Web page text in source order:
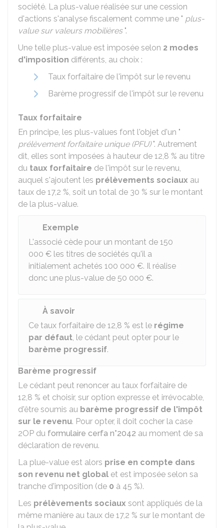
société. La plus-value réalisée sur une cession
d'actions s'analyse fiscalement comme une " plus-
value sur valeurs mobilières".
Une telle plus-value est imposée selon 2 modes
d'imposition différents, au choix :
Taux forfaitaire de l'impôt sur le revenu
Barème progressif de l'impôt sur le revenu
Taux forfaitaire
En principe, les plus-values font l'objet d'un "
prélèvement forfaitaire unique (PFU)". Autrement
dit, elles sont imposées à hauteur de 12,8 % au titre
du taux forfaitaire de l'impôt sur le revenu,
auquel s'ajoutent les prélèvements sociaux au
taux de 17,2 %, soit un total de 30 % sur le montant
de la plus-value.
Exemple
L'associé cède pour un montant de 150
000 € les titres de sociétés qu'il a
initialement achetés 100 000 €. Il réalise
donc une plus-value de 50 000 €.
À savoir
Ce taux forfaitaire de 12,8 % est le régime
par défaut, le cédant peut opter pour le
barème progressif.
Barème progressif
Le cédant peut renoncer au taux forfaitaire de
12,8 % et choisir, sur option expresse et irrévocable,
d'être soumis au barème progressif de l'impôt
sur le revenu. Pour opter, il doit cocher la case
2OP du formulaire cerfa n°2042 au moment de sa
déclaration de revenu.
La plue-value est alors prise en compte dans
son revenu net global et est imposée selon sa
tranche d'imposition (de 0 à 45 %).
Les prélèvements sociaux sont appliqués de la
même manière au taux de 17,2 % sur le montant de